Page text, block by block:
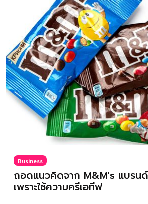
Business
ถอดแนวคิดจาก M&M's แบรน
เพราะใช้ความครีเอทีฟ